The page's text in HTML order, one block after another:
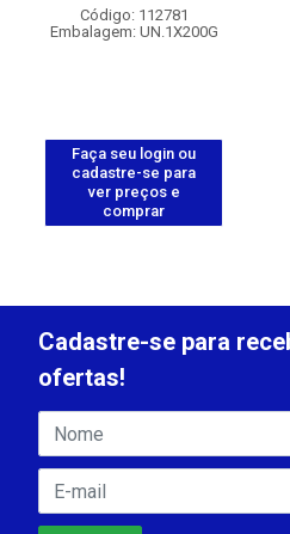
Código: 112781
Embalagem: UN.1X200G
Faça seu login ou
cadastre-se para
ver preços e
comprar
Cadastre-se para
ofertas!